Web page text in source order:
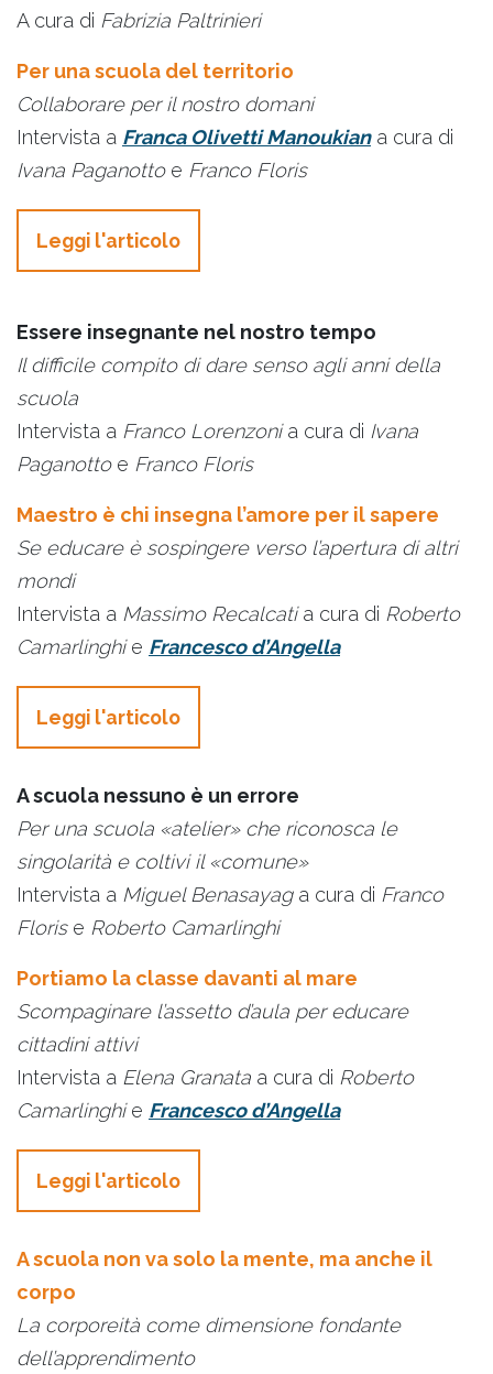
A cura di Fabrizia Paltrinieri
Per una scuola del territorio
Collaborare per il nostro domani
Intervista a Franca Olivetti Manoukiana cura di
Ivana Paganottoe Franco Floris
Leggi l'articolo
Essere insegnante nel nostro tempo
Il difficile compito di dare senso agli anni della
scuola
Intervista a Franco Lorenzonia cura di Ivana
Paganottoe Franco Floris
Maestro è chi insegna l’amore per il sapere
Se educare è sospingere verso l’apertura di altri
mondi
Intervista a Massimo Recalcatia cura di Roberto
Camarlinghie Francesco d’Angella
Leggi l'articolo
A scuola nessuno è un errore
Per una scuola «atelier» che riconosca le
singolarità e coltivi il «comune»
Intervista a Miguel Benasayaga cura di Franco
Florise Roberto Camarlinghi
Portiamo la classe davanti al mare
Scompaginare l’assetto d’aula per educare
cittadini attivi
Intervista a Elena Granata a cura di Roberto
Camarlinghie Francesco d’Angella
Leggi l'articolo
A scuola non va solo la mente, ma anche il
corpo
La corporeità come dimensione fondante
dell’apprendimento